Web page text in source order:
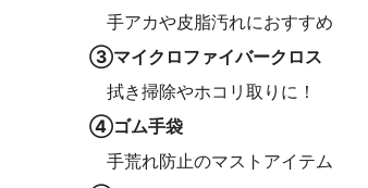
手アカや皮脂汚れにおすすめ
③マイクロファイバークロス
拭き掃除やホコリ取りに！
④ゴム手袋
手荒れ防止のマストアイテム